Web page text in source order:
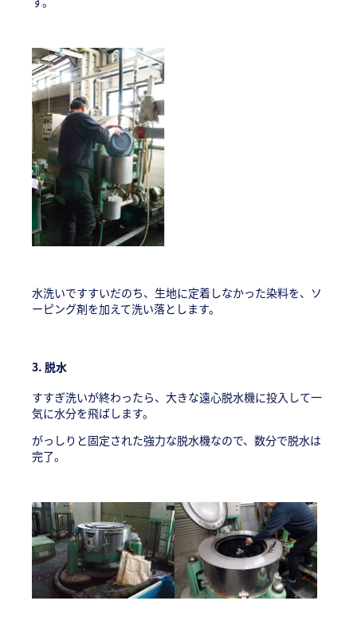
水洗いですすいだのち、生地に定着しなかった染料を、ソ
ーピング剤を加えて洗い落とします。
3. 脱水
すすぎ洗いが終わったら、大きな遠心脱水機に投入して一
気に水分を飛ばします。
がっしりと固定された強力な脱水機なので、数分で脱水は
完了。